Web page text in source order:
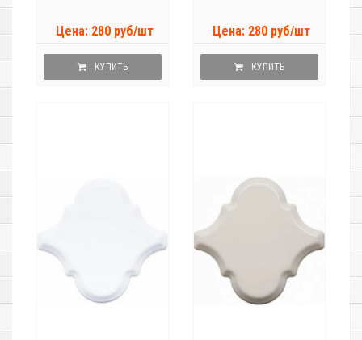
Цена: 280 руб/шт
КУПИТЬ
Цена: 280 руб/шт
КУПИТЬ